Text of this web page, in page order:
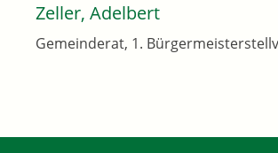
Zeller, Adelbert
Gemeinderat, 1.